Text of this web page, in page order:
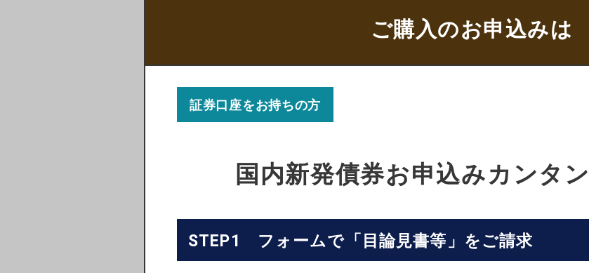
ご購入のお申込みは
証券口座をお持ちの方
国内新発債券お申込みカンタ
STEP1 フォームで「目論見書等」をご請求